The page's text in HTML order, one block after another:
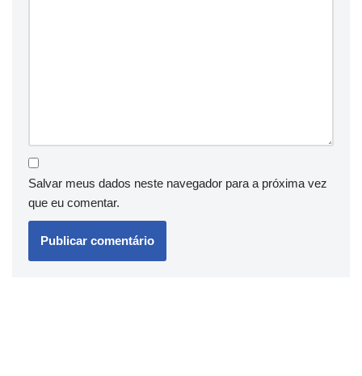
Salvar meus dados neste navegador para a próxima vez
que eu comentar.